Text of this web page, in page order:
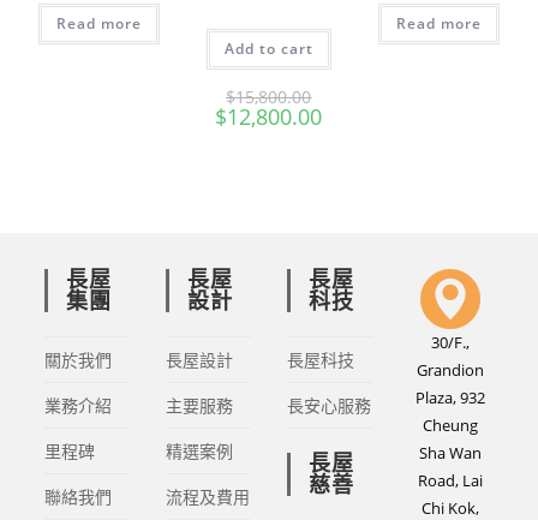
Read more
Add to cart
$15,800.00
$12,800.00
Read more
長屋
集團
關於我們
業務介紹
里程碑
聯絡我們
長屋
設計
長屋設計
主要服務
精選案例
流程及費用
長屋
科技
長屋科技
長安心服務
長屋
慈善
30/F.,
Grandion
Plaza, 932
Cheung
Sha Wan
Road, Lai
Chi Kok,